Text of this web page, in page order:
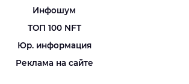
Инфошум
ТОП 100 NFT
Юр. информация
Реклама на сайте